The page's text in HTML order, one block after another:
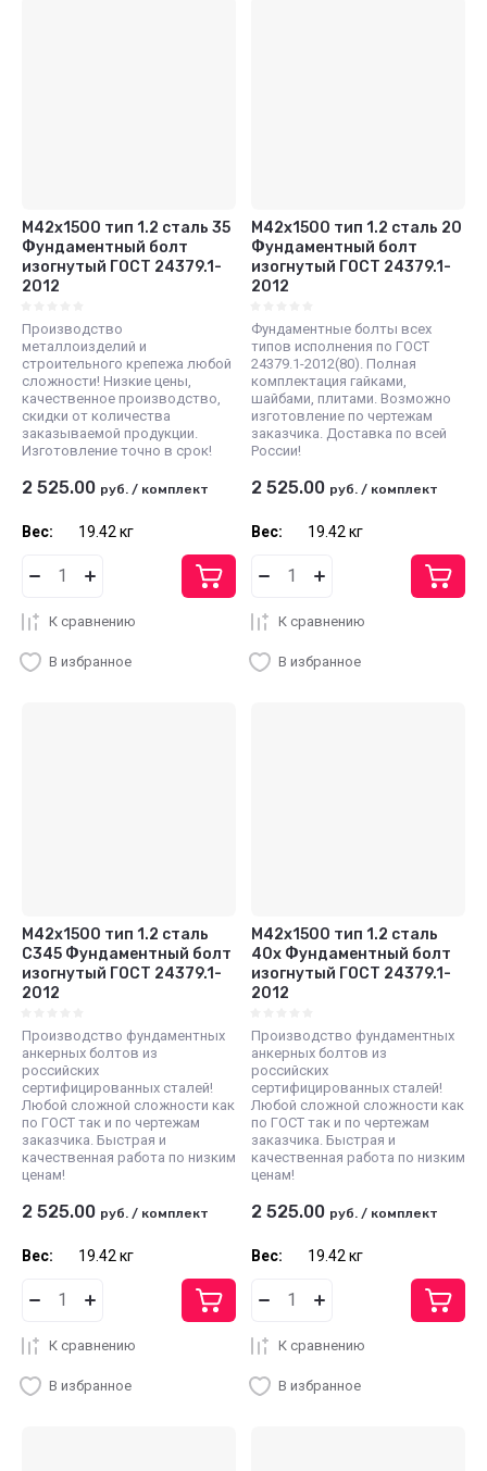
М42x1500 тип 1.2 сталь 35
Фундаментный болт
изогнутый ГОСТ 24379.1-
2012
Производство
металлоизделий и
строительного крепежа любой
сложности! Низкие цены,
качественное производство,
скидки от количества
заказываемой продукции.
Изготовление точно в срок!
2 525.00 руб. / комплект
Вес: 19.42 кг
К сравнению
В избранное
М42x1500 тип 1.2 сталь 20
Фундаментный болт
изогнутый ГОСТ 24379.1-
2012
Фундаментные болты всех
типов исполнения по ГОСТ
24379.1-2012(80). Полная
комплектация гайками,
шайбами, плитами. Возможно
изготовление по чертежам
заказчика. Доставка по всей
России!
2 525.00 руб. / комплект
Вес: 19.42 кг
К сравнению
В избранное
М42x1500 тип 1.2 сталь
С345 Фундаментный болт
изогнутый ГОСТ 24379.1-
2012
Производство фундаментных
анкерных болтов из
российских
сертифицированных сталей!
Любой сложной сложности как
по ГОСТ так и по чертежам
заказчика. Быстрая и
качественная работа по низким
ценам!
2 525.00 руб. / комплект
Вес: 19.42 кг
К сравнению
В избранное
М42x1500 тип 1.2 сталь
40x Фундаментный болт
изогнутый ГОСТ 24379.1-
2012
Производство фундаментных
анкерных болтов из
российских
сертифицированных сталей!
Любой сложной сложности как
по ГОСТ так и по чертежам
заказчика. Быстрая и
качественная работа по низким
ценам!
2 525.00 руб. / комплект
Вес: 19.42 кг
К сравнению
В избранное